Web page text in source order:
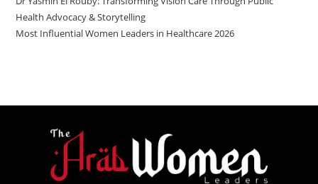
Health Advocacy & Storytelling
Most Influential Women Leaders in Healthcare 2026